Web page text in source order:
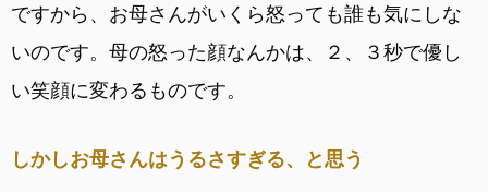
ですから、お母さんがいくら怒っても誰も気にしな
いのです。母の怒った顔なんかは、２、３秒で優し
い笑顔に変わるものです。
しかしお母さんはうるさすぎる、と思う